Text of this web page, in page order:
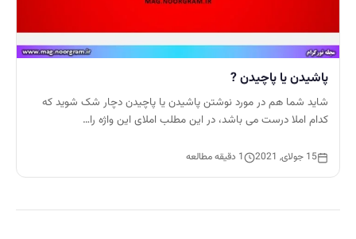
پاشیدن یا پاچیدن ?
شاید شما هم در مورد نوشتن پاشیدن یا پاچیدن دچار شک شوید که
کدام املا درست می باشد، در این مطلب املای این واژه را…
15 جولای, 2021 1 دقیقه مطالعه